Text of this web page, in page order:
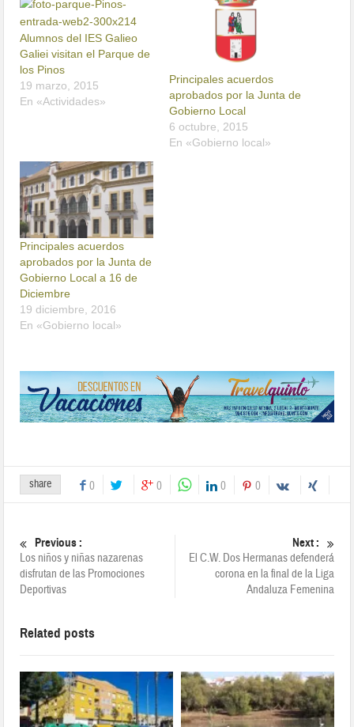
Alumnos del IES Galieo
Galiei visitan el Parque de
los Pinos
19 marzo, 2015
En «Actividades»
Principales acuerdos
aprobados por la Junta de
Gobierno Local
6 octubre, 2015
En «Gobierno local»
Principales acuerdos
aprobados por la Junta de
Gobierno Local a 16 de
Diciembre
19 diciembre, 2016
En «Gobierno local»
share 0 0 0 0
Previous :
Los niños y niñas nazarenas
disfrutan de las Promociones
Deportivas
Next :
El C.W. Dos Hermanas defenderá
corona en la final de la Liga
Andaluza Femenina
Related posts